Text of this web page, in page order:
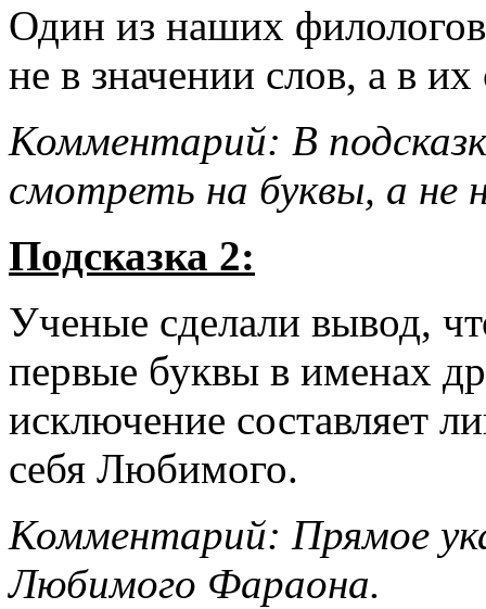
Один из наших
не в значении слов, а в
Комментарий: В
смотреть на буквы, а не
Подсказка 2:
Ученые сделали вывод,
первые буквы в именах
исключение составляет
себя Любимого.
Комментарий: Прямое
Любимого Фараона.